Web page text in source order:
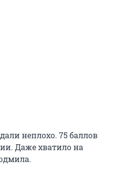
неплохо. 75 баллов
Даже хватило на